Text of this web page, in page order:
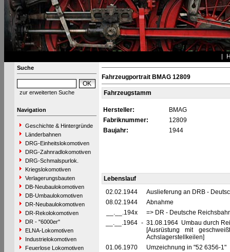
Suche
zur erweiterten Suche
Navigation
Geschichte & Hintergründe
Länderbahnen
DRG-Einheitslokomotiven
DRG-Zahnradlokomotiven
DRG-Schmalspurlok.
Kriegslokomotiven
Verlagerungsbauten
DB-Neubaulokomotiven
DB-Umbaulokomotiven
DR-Neubaulokomotiven
DR-Rekolokomotiven
DR - "6000er"
ELNA-Lokomotiven
Industrielokomotiven
Feuerlose Lokomotiven
Fahrzeugportrait BMAG 12809
Fahrzeugstamm
Hersteller:
BMAG
Fabriknummer:
12809
Baujahr:
1944
Lebenslauf
02.02.1944
Auslieferung an DRB -
08.02.1944
Abnahme
__.__.194x
=> DR - Deutsche
__.__.1964 - 31.08.1964 Umbau durch
[Ausrüstung mit
Achslagerstellkeilen]
01.06.1970
Umzeichnung in "52 6356-1"